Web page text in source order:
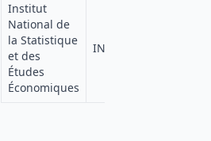
Institut
National de
la Statistique
et des
Études
Économiques
INSEE